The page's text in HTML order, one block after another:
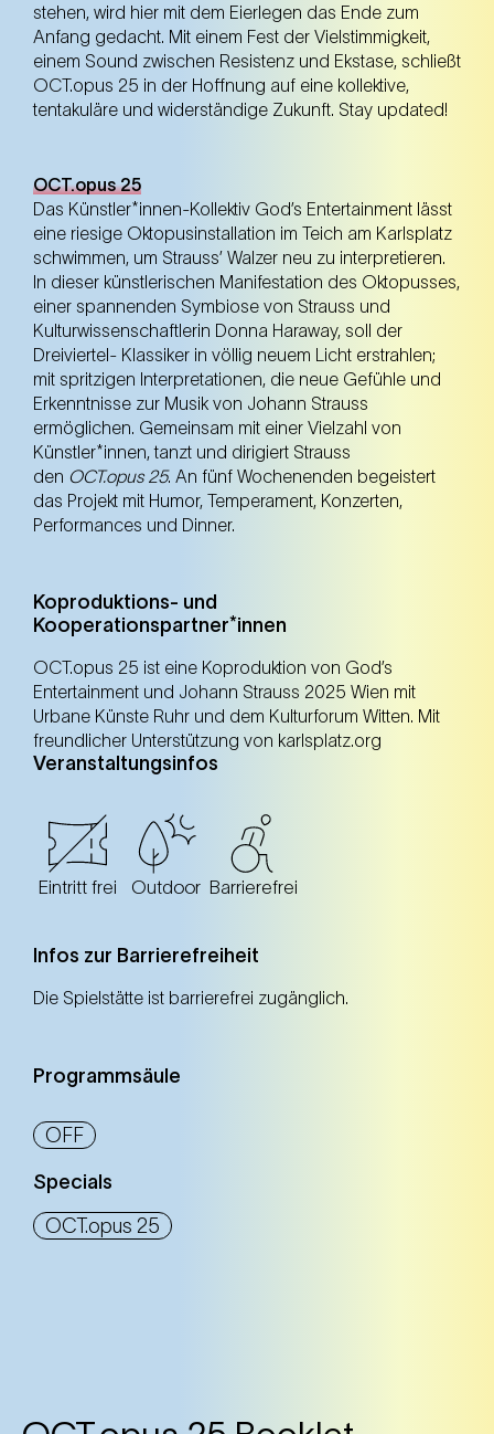
stehen, wird hier mit dem Eierlegen das Ende zum
Anfang gedacht. Mit einem Fest der Vielstimmigkeit,
einem Sound zwischen Resistenz und Ekstase, schließt
OCT.opus 25 in der Hoffnung auf eine kollektive,
tentakuläre und widerständige Zukunft. Stay updated!
OCT.opus 25
Das Künstler*innen-Kollektiv God’s Entertainment lässt
eine riesige Oktopusinstallation im Teich am Karlsplatz
schwimmen, um Strauss’ Walzer neu zu interpretieren.
In dieser künstlerischen Manifestation des Oktopusses,
einer spannenden Symbiose von Strauss und
Kulturwissenschaftlerin Donna Haraway, soll der
Dreiviertel- Klassiker in völlig neuem Licht erstrahlen;
mit spritzigen Interpretationen, die neue Gefühle und
Erkenntnisse zur Musik von Johann Strauss
ermöglichen. Gemeinsam mit einer Vielzahl von
Künstler*innen, tanzt und dirigiert Strauss
den OCT.opus 25. An fünf Wochenenden begeistert
das Projekt mit Humor, Temperament, Konzerten,
Performances und Dinner.
Koproduktions- und
Kooperationspartner*innen
OCT.opus 25 ist eine Koproduktion von God’s
Entertainment und Johann Strauss 2025 Wien mit
Urbane Künste Ruhr und dem Kulturforum Witten. Mit
freundlicher Unterstützung von karlsplatz.org
Veranstaltungsinfos
Eintritt frei Outdoor Barrierefrei
Infos zur Barrierefreiheit
Die Spielstätte ist barrierefrei zugänglich.
Programmsäule
OFF
Specials
OCT.opus 25